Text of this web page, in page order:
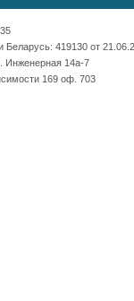
419130 от
Инженерная 14а-7
169 оф. 703